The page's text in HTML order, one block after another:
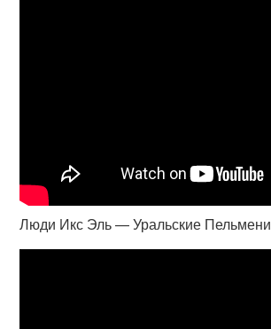
Люди Икс Эль — Уральские Пельмени